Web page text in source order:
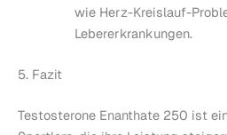
wie Herz-Kreislauf-
Lebererkrankungen.
5. Fazit
Testosterone Enanthate 250 ist